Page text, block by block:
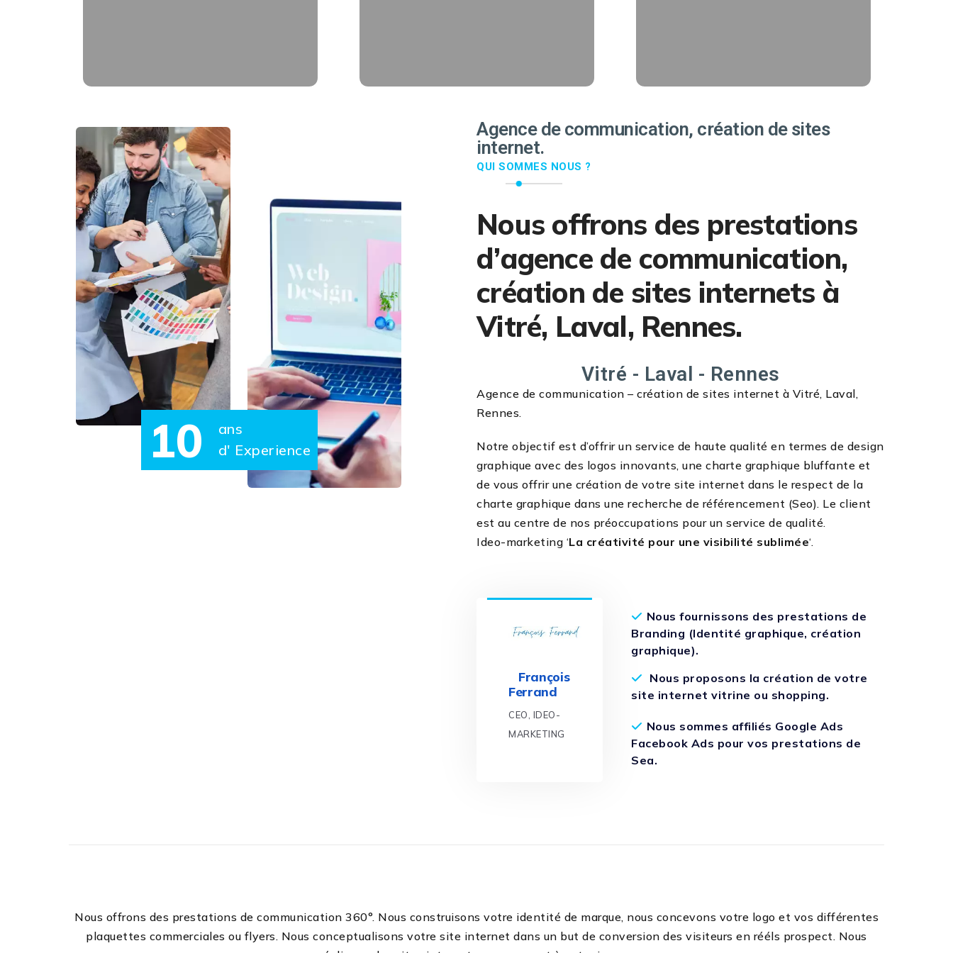
10
ans
d' Experience
Agence de communication, création de sites
internet.
QUI SOMMES NOUS ?
Nous offrons des prestations
d’agence de communication,
création de sites internets à
Vitré, Laval, Rennes.
Vitré - Laval - Rennes
Agence de communication – création de sites internet à Vitré, Laval,
Rennes.
Notre objectif est d’offrir un service de haute qualité en termes de design
graphique avec des logos innovants, une charte graphique bluffante et
de vous offrir une création de votre site internet dans le respect de la
charte graphique dans une recherche de référencement (Seo). Le client
est au centre de nos préoccupations pour un service de qualité.
Ideo-marketing ‘La créativité pour une visibilité sublimée‘.
François
Ferrand
CEO, IDEO-
MARKETING
Nous fournissons des prestations de
Branding (Identité graphique, création
graphique).
Nous proposons la création de votre
site internet vitrine ou shopping.
Nous sommes affiliés Google Ads
Facebook Ads pour vos prestations de
Sea.
Nous offrons des prestations de communication 360°. Nous construisons votre identité de marque, nous concevons votre logo et vos différentes
plaquettes commerciales ou flyers. Nous conceptualisons votre site internet dans un but de conversion des visiteurs en rééls prospect. Nous